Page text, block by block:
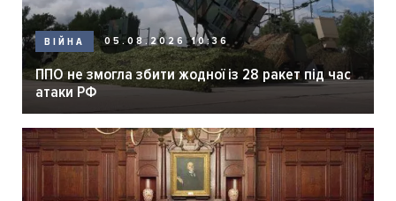
ВІЙНА 05.08.2026 10:36
ППО не змогла збити жодної із 28 ракет під час
атаки РФ